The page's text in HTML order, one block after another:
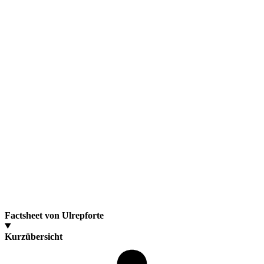
Factsheet von Ulrepforte
Kurzübersicht